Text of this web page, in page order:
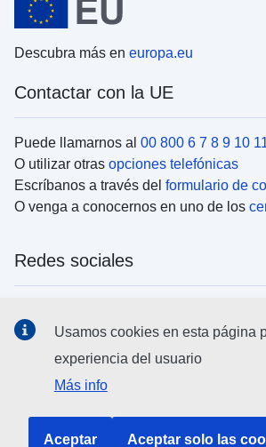
Descubra más en europa.eu
Contactar con la UE
Puede llamarnos al 00 800 6 7 8 9 10
O utilizar otras opciones telefónicas
Escríbanos a través del formulario de
O venga a conocernos en uno de los
Redes sociales
Instituciones y organismos de la
Usamos cookies en esta página
experiencia del usuario
Más info
Aceptar Aceptar solo las